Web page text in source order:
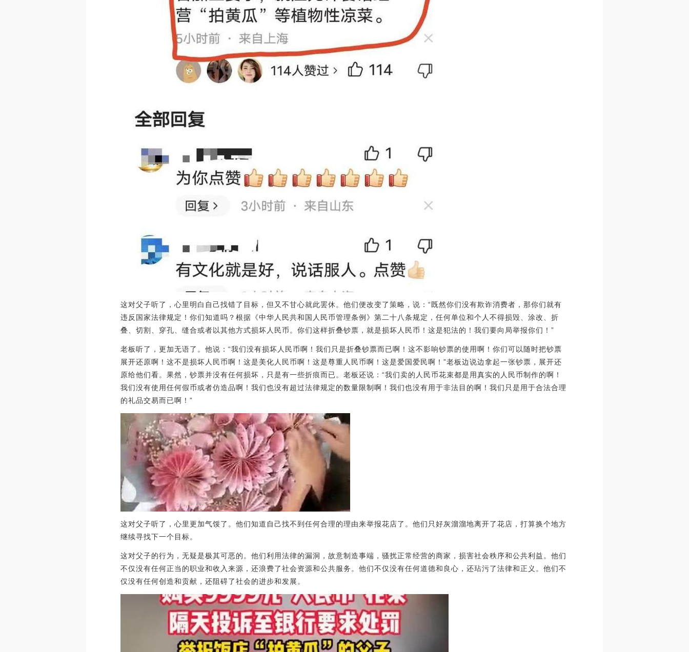
这对父子听了，心里明白自己找错了目标，但又不甘心就此罢休。他们便改变了策略，说：“既然你们没有欺诈消费者，那你们就有
违反国家法律规定！你们知道吗？根据《中华人民共和国人民币管理条例》第二十八条规定，任何单位和个人不得损毁、涂改、折
叠、切割、穿孔、缝合或者以其他方式损坏人民币。你们这样折叠钞票，就是损坏人民币！这是犯法的！我们要向局举报你们！”
老板听了，更加无语了。他说：“我们没有损坏人民币啊！我们只是折叠钞票而已啊！这不影响钞票的使用啊！你们可以随时把钞票
展开还原啊！这不是损坏人民币啊！这是美化人民币啊！这是尊重人民币啊！这是爱国爱民啊！”老板边说边拿起一张钞票，展开还
原给他们看。果然，钞票并没有任何损坏，只是有一些折痕而已。老板还说：“我们卖的人民币花束都是用真实的人民币制作的啊！
我们没有使用任何假币或者仿造品啊！我们也没有超过法律规定的数量限制啊！我们也没有用于非法目的啊！我们只是用于合法合理
的礼品交易而已啊！”
这对父子听了，心里更加气馁了。他们知道自己找不到任何合理的理由来举报花店了。他们只好灰溜溜地离开了花店，打算换个地方
继续寻找下一个目标。
这对父子的行为，无疑是极其可恶的。他们利用法律的漏洞，故意制造事端，骚扰正常经营的商家，损害社会秩序和公共利益。他们
不仅没有任何正当的职业和收入来源，还浪费了社会资源和公共服务。他们不仅没有任何道德和良心，还玷污了法律和正义。他们不
仅没有任何创造和贡献，还阻碍了社会的进步和发展。